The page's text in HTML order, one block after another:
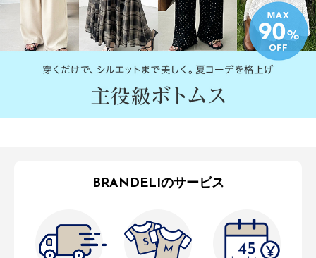
BRANDELIのサービス